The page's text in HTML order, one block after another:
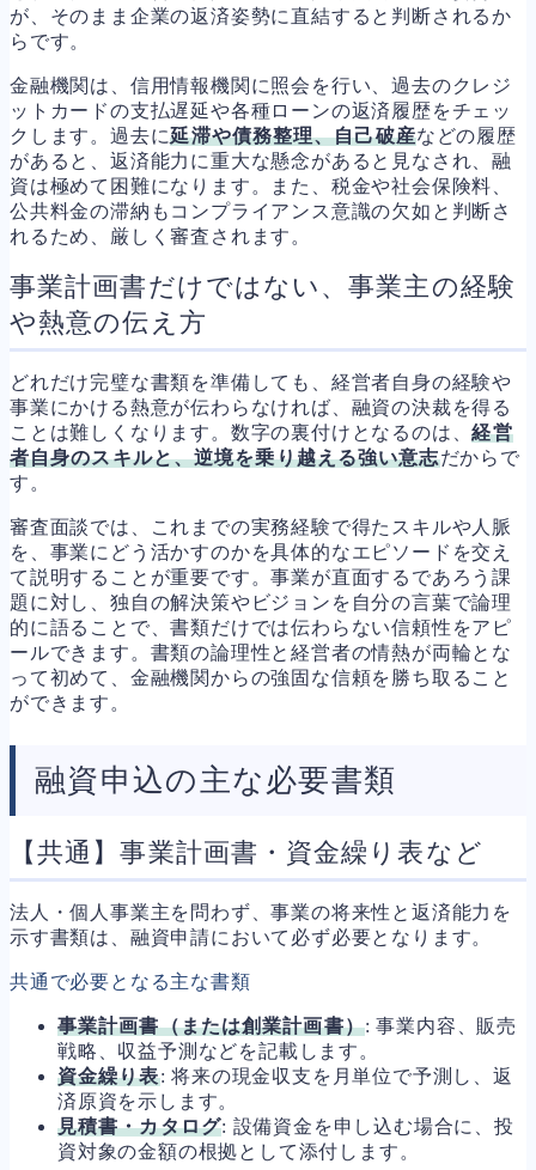
が、そのまま企業の返済姿勢に直結すると判断されるか
らです。
金融機関は、信用情報機関に照会を行い、過去のクレジ
ットカードの支払遅延や各種ローンの返済履歴をチェッ
クします。過去に延滞や債務整理、自己破産などの履歴
があると、返済能力に重大な懸念があると見なされ、融
資は極めて困難になります。また、税金や社会保険料、
公共料金の滞納もコンプライアンス意識の欠如と判断さ
れるため、厳しく審査されます。
事業計画書だけではない、事業主の経験
や熱意の伝え方
どれだけ完璧な書類を準備しても、経営者自身の経験や
事業にかける熱意が伝わらなければ、融資の決裁を得る
ことは難しくなります。数字の裏付けとなるのは、経営
者自身のスキルと、逆境を乗り越える強い意志だからで
す。
審査面談では、これまでの実務経験で得たスキルや人脈
を、事業にどう活かすのかを具体的なエピソードを交え
て説明することが重要です。事業が直面するであろう課
題に対し、独自の解決策やビジョンを自分の言葉で論理
的に語ることで、書類だけでは伝わらない信頼性をアピ
ールできます。書類の論理性と経営者の情熱が両輪とな
って初めて、金融機関からの強固な信頼を勝ち取ること
ができます。
融資申込の主な必要書類
【共通】事業計画書・資金繰り表など
法人・個人事業主を問わず、事業の将来性と返済能力を
示す書類は、融資申請において必ず必要となります。
共通で必要となる主な書類
事業計画書（または創業計画書）: 事業内容、販売
戦略、収益予測などを記載します。
資金繰り表: 将来の現金収支を月単位で予測し、返
済原資を示します。
見積書・カタログ: 設備資金を申し込む場合に、投
資対象の金額の根拠として添付します。